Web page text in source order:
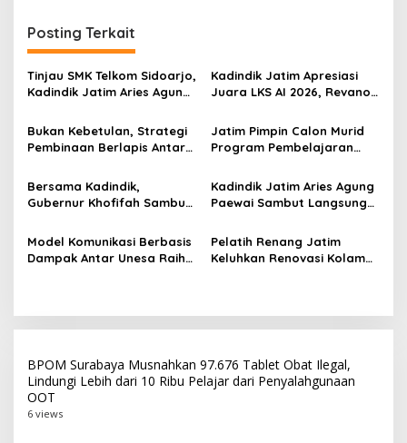
g
a
s
p
o
s
Posting Terkait
Tinjau SMK Telkom Sidoarjo,
Kadindik Jatim Aries Agung
Representatif Tingkatkan
Kualitas Pembelajaran
Kadindik Jatim Apresiasi
Juara LKS AI 2026, Revano
dari Gubernur Khofifah
Bukan Kebetulan, Strategi
Pembinaan Berlapis Antar
Juara Umum LKS Nasional
Jatim Pimpin Calon Murid
Program Pembelajaran
ATS Lolos Verifikasi dan
Siap Belajar
Bersama Kadindik,
Gubernur Khofifah Sambut
Umum LKS Dikmen Nasional
2026 di Grahadi
Kadindik Jatim Aries Agung
Paewai Sambut Langsung
Dikmen Nasional 2026 di
Pasar Turi
Model Komunikasi Berbasis
Dampak Antar Unesa Raih
Pelatih Renang Jatim
Keluhkan Renovasi Kolam
BPOM Surabaya Musnahkan 97.676 Tablet Obat Ilegal,
Lindungi Lebih dari 10 Ribu Pelajar dari Penyalahgunaan
OOT
6 views